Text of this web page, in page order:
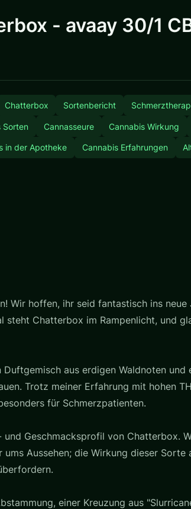
- avaay 30/1
Chatterbox Sortenbericht
Sorten Cannasseure Cannabis Wirkung
in der Apotheke Cannabis Erfahrungen
Wir hoffen, ihr seid fantastisch ins
Chatterbox im Rampenlicht, und
aus erdigen Waldnoten und
Trotz meiner Erfahrung mit hohen
für Schmerzpatienten.
Geschmacksprofil von Chatterbox.
Aussehen; die Wirkung dieser Sorte
einer Kreuzung aus